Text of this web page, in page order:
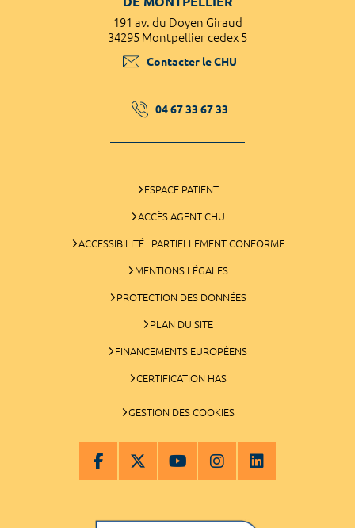
191 av. du Doyen Giraud
34295 Montpellier cedex 5
Contacter le CHU
04 67 33 67 33
ESPACE PATIENT
ACCÈS AGENT CHU
ACCESSIBILITÉ : PARTIELLEMENT CONFORME
MENTIONS LÉGALES
PROTECTION DES DONNÉES
PLAN DU SITE
FINANCEMENTS EUROPÉENS
CERTIFICATION HAS
GESTION DES COOKIES